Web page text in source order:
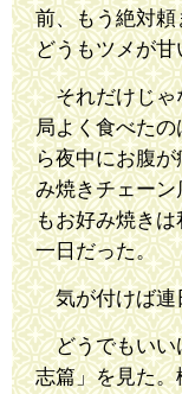
前、もう絶対
どうもツメが甘
それだけじゃ
局よく食べた
ら夜中にお腹
み焼きチェー
もお好み焼き
一日だった。
気が付けば連
どうでもいい
志篇」を見た